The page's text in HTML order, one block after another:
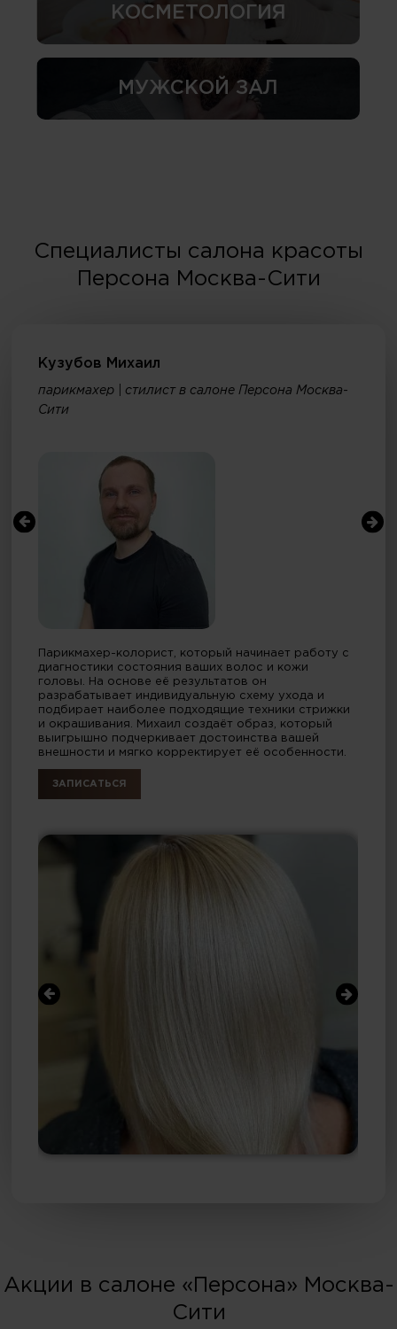
КОСМЕТОЛОГИЯ
МУЖСКОЙ ЗАЛ
Специалисты салона красоты
Персона Москва-Сити
Кузубов Михаил
парикмахер | стилист в салоне Персона Москва-
Сити
Парикмахер-колорист, который начинает работу с
диагностики состояния ваших волос и кожи
головы. На основе её результатов он
разрабатывает индивидуальную схему ухода и
подбирает наиболее подходящие техники стрижки
и окрашивания. Михаил создаёт образ, который
выигрышно подчеркивает достоинства вашей
внешности и мягко корректирует её особенности.
ЗАПИСАТЬСЯ
Акции в салоне «Персона» Москва-
Сити